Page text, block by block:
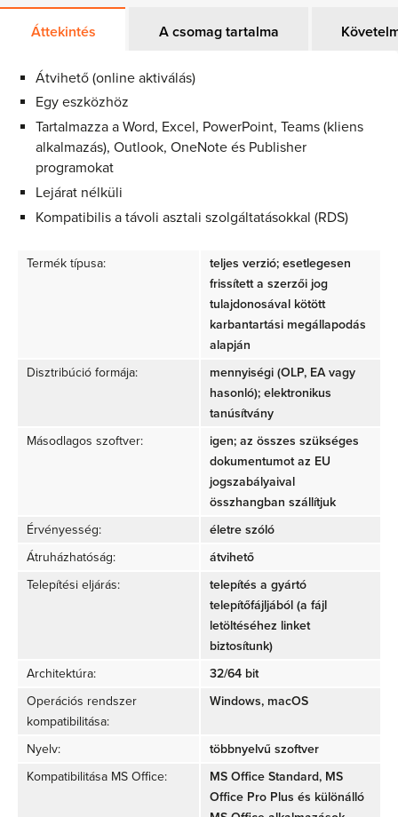
Áttekintés A csomag tartalma
Átvihető (online aktiválás)
Egy eszközhöz
Tartalmazza a Word, Excel, PowerPoint, Teams (kliens
alkalmazás), Outlook, OneNote és Publisher
programokat
Lejárat nélküli
Kompatibilis a távoli asztali szolgáltatásokkal (RDS)
Termék típusa:
teljes verzió; esetlegesen
frissített a szerzői jog
tulajdonosával kötött
karbantartási megállapodás
alapján
Disztribúció formája:
mennyiségi (OLP, EA vagy
hasonló); elektronikus
tanúsítvány
Másodlagos szoftver:
igen; az összes szükséges
dokumentumot az EU
jogszabályaival
összhangban szállítjuk
Érvényesség:
életre szóló
Átruházhatóság:
átvihető
Telepítési eljárás:
telepítés a gyártó
telepítőfájljából (a fájl
letöltéséhez linket
biztosítunk)
Architektúra:
32/64 bit
Operációs rendszer
kompatibilitása:
Windows, macOS
Nyelv:
többnyelvű szoftver
Kompatibilitása MS Office:
MS Office Standard, MS
Office Pro Plus és különálló